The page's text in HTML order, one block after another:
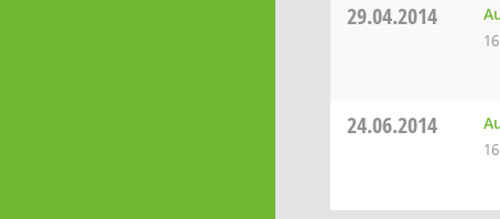
29.04.2014
24.06.2014